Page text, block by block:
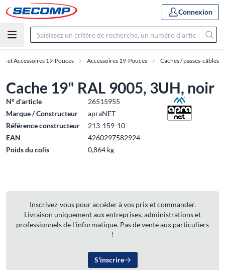
Connexion
et Accessoires 19-Pouces Accessoires 19-Pouces Caches / passes-câbles
Cache 19" RAL 9005, 3UH, noir
N° d'article
26515955
Marque / Constructeur
apraNET
Référence constructeur
213-159-10
EAN
4260297582924
Poids du colis
0,864 kg
Inscrivez-vous pour accéder à vos prix et commander.
Livraison uniquement aux entreprises, administrations et
professionnels de l'informatique. Pas de vente aux particuliers
!
S'inscrire